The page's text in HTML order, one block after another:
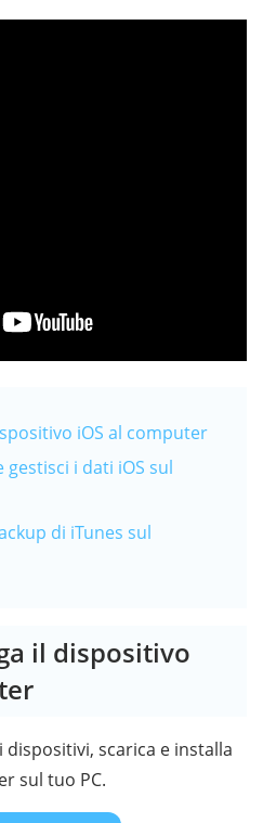
iOS al computer
i dati iOS sul
di iTunes sul
il dispositivo
scarica e installa
sul tuo PC.